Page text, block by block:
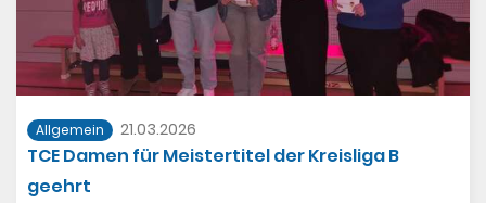
‎TC Einhausen‑App – App Store
https://apps.apple.com/de/app/tc-
einhausen/id6758941965
TC Einhausen – Apps bei Google Play
https://play.google.com/store/apps/details?
id=de.jalixdesign.einhausen
Allgemein 21.03.2026
TCE Damen für Meistertitel der Kreisliga B
geehrt